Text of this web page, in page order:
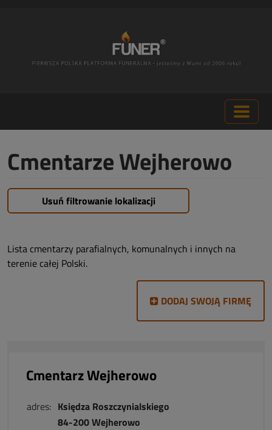
Cmentarze Wejherowo
Usuń filtrowanie lokalizacji
Lista cmentarzy parafialnych, komunalnych i innych na
terenie całej Polski.
DODAJ SWOJĄ FIRMĘ
Cmentarz Wejherowo
adres: Księdza Roszczynialskiego
84-200 Wejherowo